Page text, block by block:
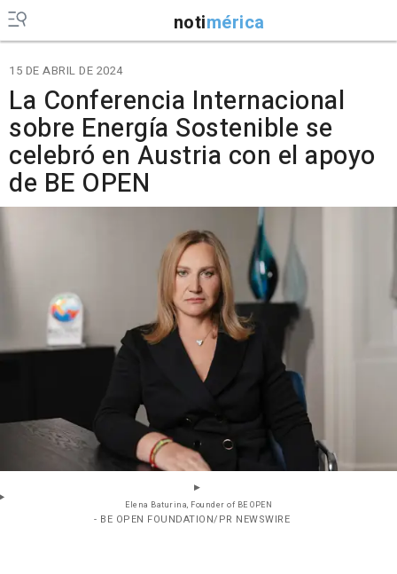
notimérica
15 DE ABRIL DE 2024
La Conferencia Internacional
sobre Energía Sostenible se
celebró en Austria con el apoyo
de BE OPEN
Elena Baturina, Founder of BE OPEN
- BE OPEN FOUNDATION/PR NEWSWIRE